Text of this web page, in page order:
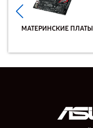
МАТЕРИНСКИЕ ПЛАТЫ